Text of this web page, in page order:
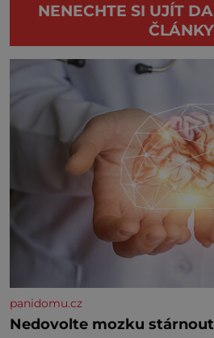
NENECHTE SI UJÍT
ČLÁNKY
panidomu.cz
Nedovolte mozku stárnout